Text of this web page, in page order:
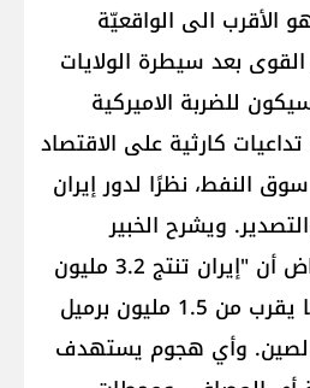
الأقرب الى الواقعيّة
بعد سيطرة الولايات
للضربة الاميركية
تداعيات كارثية على ​الاقتصاد
النفط، نظرًا لدور إيران
ويشرح الخبير
الاقتصادي ميشال فياض أن "إيران تنتج 3.2 مليون
برميل يوميًا، وتُصدر ما يقرب من 1.5 مليون برميل
وأي هجوم يستهدف